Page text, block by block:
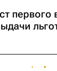
первого